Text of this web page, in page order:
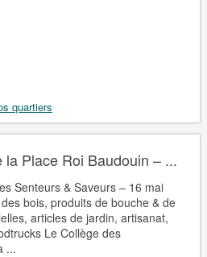
quartiers
Place Roi Baudouin – ...
Senteurs & Saveurs – 16 mai
bois, produits de bouche & de
articles de jardin, artisanat,
Le Collège des
...